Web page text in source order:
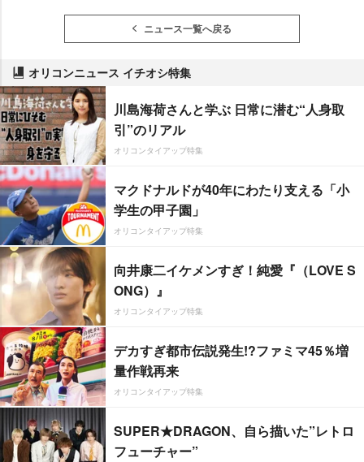
ニュース一覧へ戻る
オリコンニュース イチオシ特集
川島海荷さんと学ぶ 日常に潜む“人身取
引”のリアル
オリコンタイアップ特集
マクドナルドが40年にわたり支える「小
学生の甲子園」
オリコンタイアップ特集
向井康二イケメンすぎ！純愛『（LOVE S
ONG）』
オリコンタイアップ特集
デカすぎ都市伝説発生!?ファミマ45％増
量作戦再来
オリコンタイアップ特集
SUPER★DRAGON、自ら描いた”レトロ
フューチャー”